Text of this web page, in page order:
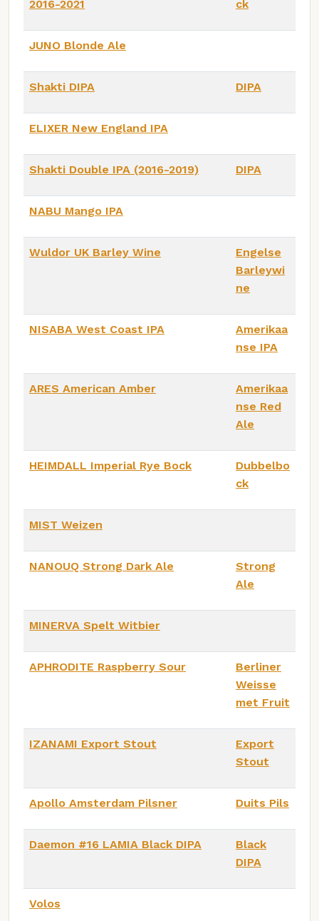
2016-2021
ck
JUNO Blonde Ale
Shakti DIPA DIPA
ELIXER New England IPA
Shakti Double IPA (2016-2019) DIPA
NABU Mango IPA
Wuldor UK Barley Wine
Engelse
Barleywi
ne
NISABA West Coast IPA
Amerikaa
nse IPA
ARES American Amber
Amerikaa
nse Red
Ale
HEIMDALL Imperial Rye Bock
Dubbelbo
ck
MIST Weizen
NANOUQ Strong Dark Ale
Strong
Ale
MINERVA Spelt Witbier
APHRODITE Raspberry Sour
Berliner
Weisse
met Fruit
IZANAMI Export Stout
Export
Stout
Apollo Amsterdam Pilsner Duits Pils
Daemon #16 LAMIA Black DIPA
Black
DIPA
Volos